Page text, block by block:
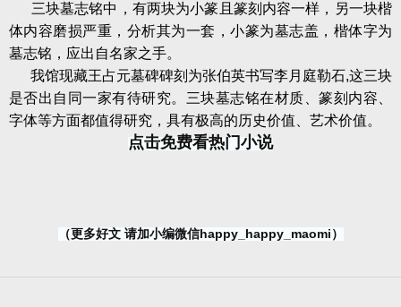
三块墓志铭中，有两块为小篆且篆刻内容一样，另一块楷
体内容磨损严重，分析其为一套，小篆为墓志盖，楷体字为
墓志铭，应出自名家之手。
我馆现藏王占元墓碑碑刻为张伯英书写李月庭勒石,这三块
是否出自同一家有待研究。三块墓志铭在材质、篆刻内容、
字体等方面都值得研究，具有极高的历史价值、艺术价值。
点击免费看热门小说
（更多好文 请加小编微信happy_happy_maomi）